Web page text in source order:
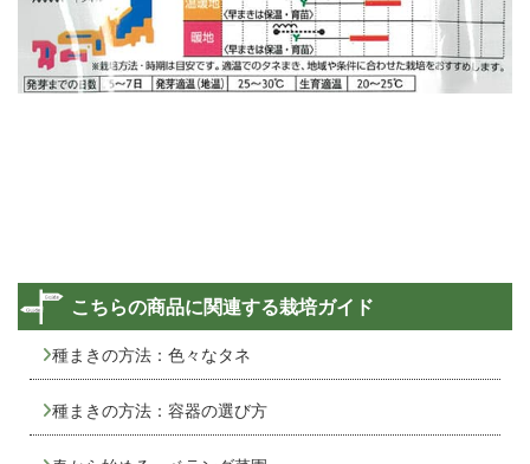
こちらの商品に関連する栽培ガイド
種まきの方法：色々なタネ
種まきの方法：容器の選び方